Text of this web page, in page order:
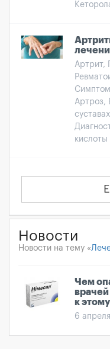
Артрит,
Артроз,
кислоты
Новости
Новости на тему «
Чем
к
6